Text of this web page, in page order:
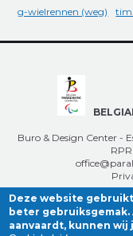
g-wielrennen (weg) tim
Buro & Design Center -
Deze website
beter gebruiksgemak.
aanvaardt, kunnen